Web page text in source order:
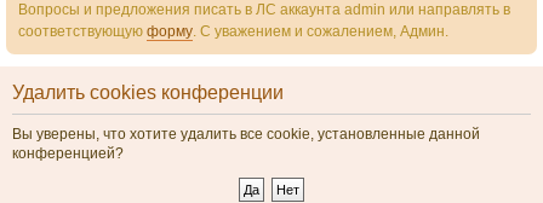
Вопросы и предложения писать в ЛС аккаунта admin или направлять в
соответствующую форму. С уважением и сожалением, Админ.
Удалить cookies конференции
Вы уверены, что хотите удалить все cookie, установленные данной
конференцией?